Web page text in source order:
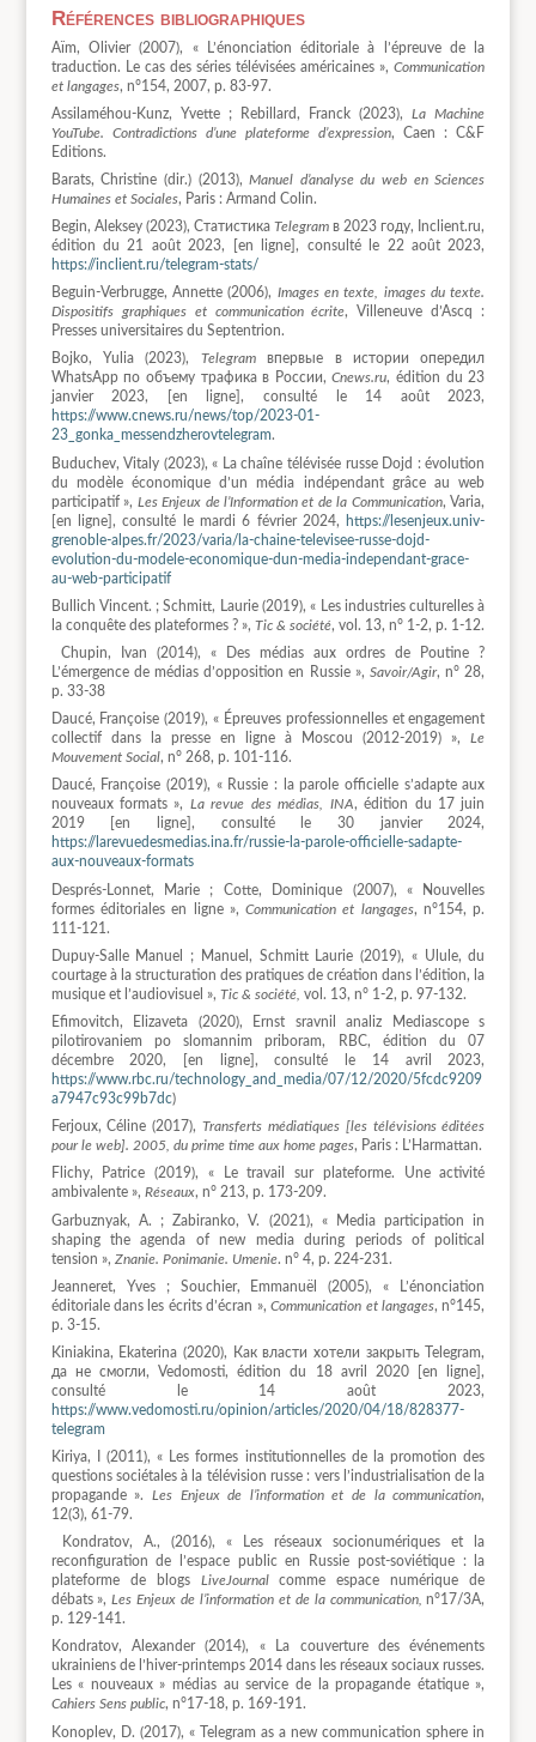
Références bibliographiques
Aïm, Olivier (2007), « L’énonciation éditoriale à l’épreuve de la
traduction. Le cas des séries télévisées américaines »,Communication
et langages, n°154, 2007, p. 83-97.
Assilaméhou-Kunz, Yvette ; Rebillard, Franck (2023),La Machine
YouTube. Contradictions d’une plateforme d’expression, Caen : C&F
Editions.
Barats, Christine (dir.) (2013),Manuel d’analyse du web en Sciences
Humaines et Sociales, Paris : Armand Colin.
Begin, Aleksey (2023), СтатистикаTelegram в 2023 году, Inclient.ru,
édition du 21 août 2023, [en ligne], consulté le 22 août 2023,
https://inclient.ru/telegram-stats/
Beguin-Verbrugge, Annette (2006), Images en texte, images du texte.
Dispositifs graphiques et communication écrite, Villeneuve d’Ascq :
Presses universitaires du Septentrion.
Bojko, Yulia (2023), Telegramвпервые в истории опередил
WhatsApp по объему трафика в России,Cnews.ru, édition du 23
janvier 2023, [en ligne], consulté le 14 août 2023,
https://www.cnews.ru/news/top/2023-01-
23_gonka_messendzherovtelegram.
Buduchev, Vitaly (2023), « La chaîne télévisée russe Dojd : évolution
du modèle économique d’un média indépendant grâce au web
participatif », Les Enjeux de l’Information et de la Communication, Varia,
[en ligne], consulté le mardi 6 février 2024,
https://lesenjeux.univ-
grenoble-alpes.fr/2023/varia/la-chaine-televisee-russe-dojd-
evolution-du-modele-economique-dun-media-independant-grace-
au-web-participatif
Bullich Vincent. ; Schmitt, Laurie (2019), « Les industries culturelles à
la conquête des plateformes ? », Tic & société, vol. 13, n° 1-2, p. 1-12.
Chupin, Ivan (2014), « Des médias aux ordres de Poutine ?
L’émergence de médias d’opposition en Russie »,Savoir/Agir, n° 28,
p. 33-38
Daucé, Françoise (2019), « Épreuves professionnelles et engagement
collectif dans la presse en ligne à Moscou (2012-2019) »,Le
Mouvement Social, n° 268, p. 101-116.
Daucé, Françoise (2019), « Russie : la parole officielle s’adapte aux
nouveaux formats », La revue des médias, INA, édition du 17 juin
2019 [en ligne], consulté le 30 janvier 2024,
https://larevuedesmedias.ina.fr/russie-la-parole-officielle-sadapte-
aux-nouveaux-formats
Després-Lonnet, Marie ; Cotte, Dominique (2007), « Nouvelles
formes éditoriales en ligne »,Communication et langages, n°154, p.
111-121.
Dupuy-Salle Manuel ; Manuel, Schmitt Laurie (2019), « Ulule, du
courtage à la structuration des pratiques de création dans l’édition, la
musique et l’audiovisuel », Tic & société, vol. 13, n° 1-2, p. 97-132.
Efimovitch, Elizaveta (2020), Ernst sravnil analiz Mediascope s
pilotirovaniem po slomannim priboram, RBC, édition du 07
décembre 2020, [en ligne], consulté le 14 avril 2023,
https://www.rbc.ru/technology_and_media/07/12/2020/5fcdc9209
a7947c93c99b7dc)
Ferjoux, Céline (2017),Transferts médiatiques [les télévisions éditées
pour le web]. 2005, du prime time aux home pages, Paris : L’Harmattan.
Flichy, Patrice (2019), « Le travail sur plateforme. Une activité
ambivalente », Réseaux, n° 213, p. 173-209.
Garbuznyak, A. ; Zabiranko, V. (2021), « Media participation in
shaping the agenda of new media during periods of political
tension », Znanie. Ponimanie. Umenie. n° 4, p. 224-231.
Jeanneret, Yves ; Souchier, Emmanuël (2005), « L’énonciation
éditoriale dans les écrits d’écran »,Communication et langages, n°145,
p. 3-15.
Kiniakina, Ekaterina (2020), Как власти хотели закрыть Telegram,
да не смогли, Vedomosti, édition du 18 avril 2020 [en ligne],
consulté le 14 août 2023,
https://www.vedomosti.ru/opinion/articles/2020/04/18/828377-
telegram
Kiriya, I (2011), « Les formes institutionnelles de la promotion des
questions sociétales à la télévision russe : vers l’industrialisation de la
propagande ». Les Enjeux de l’information et de la communication,
12(3), 61-79.
Kondratov, A., (2016), « Les réseaux socionumériques et la
reconfiguration de l’espace public en Russie post-soviétique : la
plateforme de blogs LiveJournalcomme espace numérique de
débats »,Les Enjeux de l’information et de la communication, n°17/3A,
p. 129-141.
Kondratov, Alexander (2014), « La couverture des événements
ukrainiens de l’hiver-printemps 2014 dans les réseaux sociaux russes.
Les « nouveaux » médias au service de la propagande étatique »,
Cahiers Sens public, n°17-18, p. 169-191.
Konoplev, D. (2017), « Telegram as a new communication sphere in